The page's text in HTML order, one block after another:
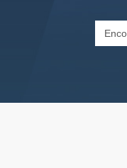
Search
for: